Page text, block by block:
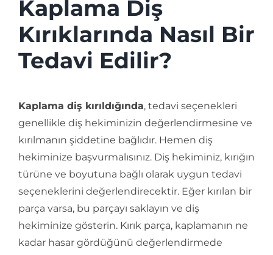
Kaplama Diş
Kırıklarında Nasıl Bir
Tedavi Edilir?
Kaplama diş kırıldığında, tedavi seçenekleri
genellikle diş hekiminizin değerlendirmesine ve
kırılmanın şiddetine bağlıdır. Hemen diş
hekiminize başvurmalısınız. Diş hekiminiz, kırığın
türüne ve boyutuna bağlı olarak uygun tedavi
seçeneklerini değerlendirecektir. Eğer kırılan bir
parça varsa, bu parçayı saklayın ve diş
hekiminize gösterin. Kırık parça, kaplamanın ne
kadar hasar gördüğünü değerlendirmede